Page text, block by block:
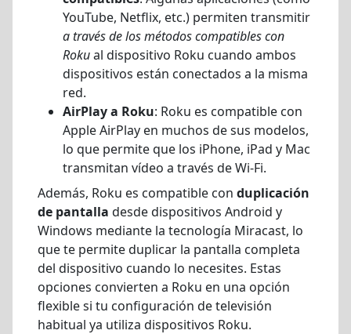
YouTube, Netflix, etc.) permiten transmitir
a través de los métodos compatibles con
Rokual dispositivo Roku cuando ambos
dispositivos están conectados a la misma
red.
AirPlay a Roku: Roku es compatible con
Apple AirPlay en muchos de sus modelos,
lo que permite que los iPhone, iPad y Mac
transmitan vídeo a través de Wi-Fi.
Además, Roku es compatible con duplicación
de pantalla desde dispositivos Android y
Windows mediante la tecnología Miracast, lo
que te permite duplicar la pantalla completa
del dispositivo cuando lo necesites. Estas
opciones convierten a Roku en una opción
flexible si tu configuración de televisión
habitual ya utiliza dispositivos Roku.